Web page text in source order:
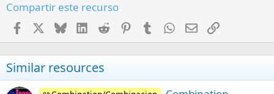
Compartir este recurso
Facebook BlueskyLinkedInReddit PinterestTumblr WhatsApp
EmailEnlace
Similar resources